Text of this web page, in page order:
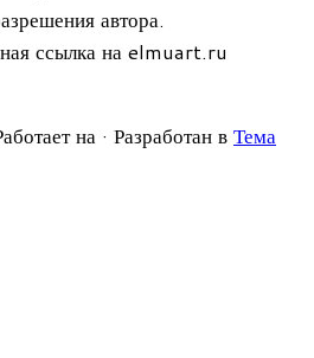
автора.
ссылка на elmuart.ru
на · Разработан в Тема